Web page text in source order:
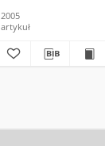
2005
artykuł